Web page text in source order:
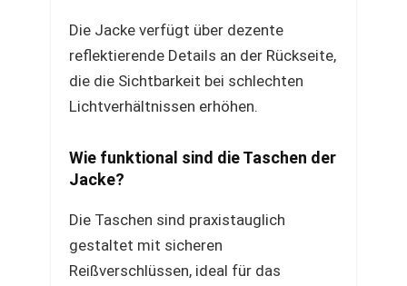
Die Jacke verfügt über dezente
reflektierende Details an der Rückseite,
die die Sichtbarkeit bei schlechten
Lichtverhältnissen erhöhen.
Wie funktional sind die Taschen der
Jacke?
Die Taschen sind praxistauglich
gestaltet mit sicheren
Reißverschlüssen, ideal für das